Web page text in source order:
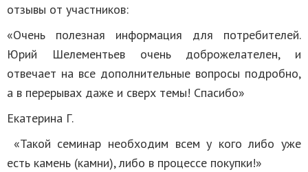
отзывы от участников:
«Очень полезная информация для потребителей.
Юрий Шелементьев очень доброжелателен, и
отвечает на все дополнительные вопросы подробно,
а в перерывах даже и сверх темы! Спасибо»
Екатерина Г.
«Такой семинар необходим всем у кого либо уже
есть камень (камни), либо в процессе покупки!»